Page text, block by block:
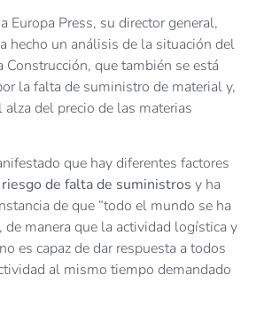
Europa Press, su director general,
hecho un análisis de la situación del
Construcción, que también se está
la falta de suministro de material y,
del precio de las materias
que hay diferentes factores
riesgo de falta de suministros y ha
de que “todo el mundo se ha
de manera que la actividad logística y
es capaz de dar respuesta a todos
al mismo tiempo demandado